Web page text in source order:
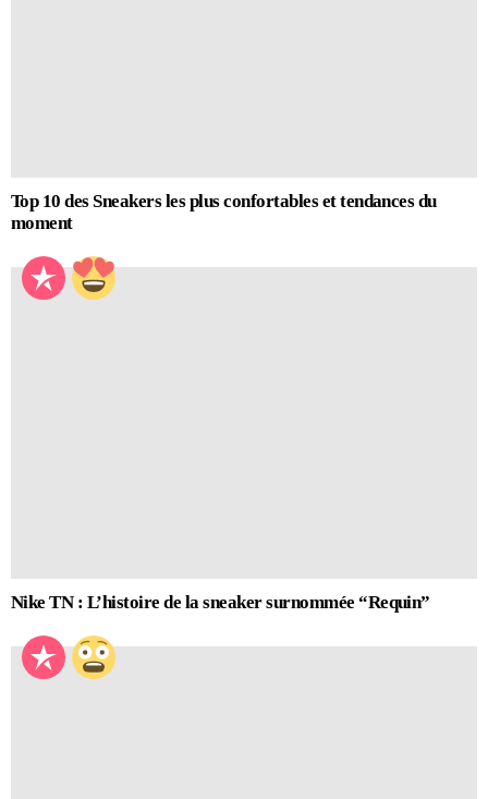
Top 10 des Sneakers les plus confortables et tendances du
moment
Nike TN : L’histoire de la sneaker surnommée “Requin”